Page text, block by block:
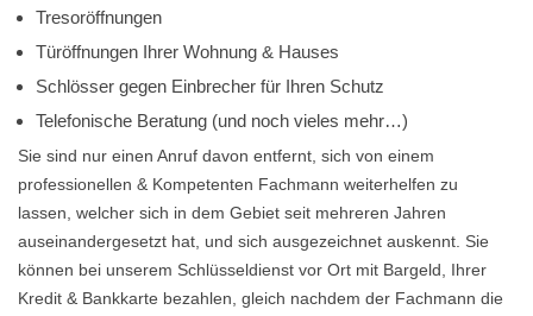
Tresoröffnungen
Türöffnungen Ihrer Wohnung & Hauses
Schlösser gegen Einbrecher für Ihren Schutz
Telefonische Beratung (und noch vieles mehr…)
Sie sind nur einen Anruf davon entfernt, sich von einem
professionellen & Kompetenten Fachmann weiterhelfen zu
lassen, welcher sich in dem Gebiet seit mehreren Jahren
auseinandergesetzt hat, und sich ausgezeichnet auskennt. Sie
können bei unserem Schlüsseldienst vor Ort mit Bargeld, Ihrer
Kredit & Bankkarte bezahlen, gleich nachdem der Fachmann die